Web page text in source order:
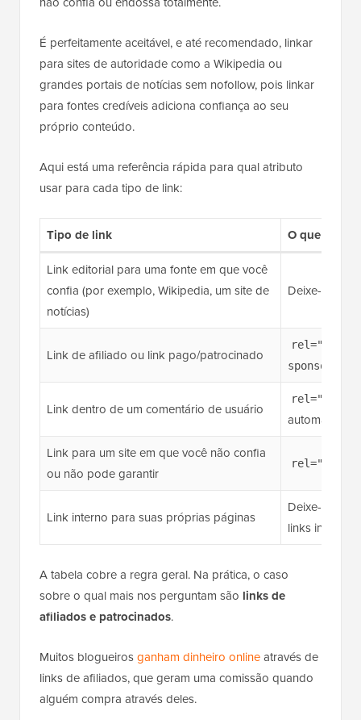
É perfeitamente aceitável, e até recomendado, linkar
para sites de autoridade como a Wikipedia ou
grandes portais de notícias sem nofollow, pois linkar
para fontes credíveis adiciona confiança ao seu
próprio conteúdo.
Aqui está uma referência rápida para qual atributo
usar para cada tipo de link:
Tipo de link
O que usar
Link editorial para uma fonte em que você
confia (por exemplo, Wikipedia, um site de
notícias)
Deixe-o
Link de afiliado ou link pago/patrocinado
sponsored"
Link dentro de um comentário de usuário
rel="ugc"
Link para um site em que você não confia
ou não pode garantir
Link interno para suas próprias páginas
Deixe-o
links internos)
A tabela cobre a regra geral. Na prática, o caso
sobre o qual mais nos perguntam são links de
afiliados e patrocinados.
Muitos blogueirosganham dinheiro onlineatravés de
links de afiliados, que geram uma comissão quando
alguém compra através deles.